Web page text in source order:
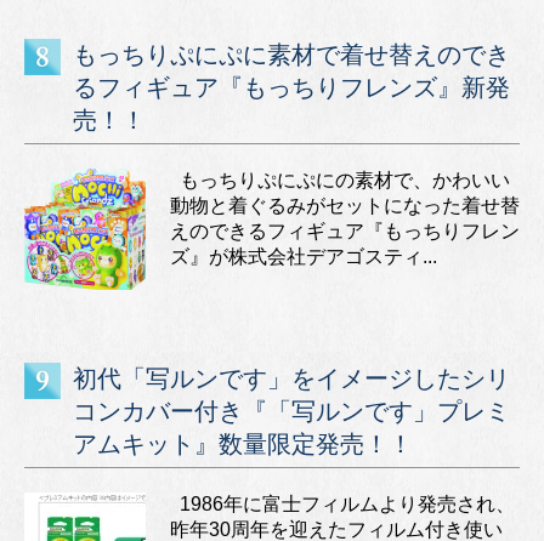
もっちりぷにぷに素材で着せ替えのでき
るフィギュア『もっちりフレンズ』新発
売！！
もっちりぷにぷにの素材で、かわいい
動物と着ぐるみがセットになった着せ替
えのできるフィギュア『もっちりフレン
ズ』が株式会社デアゴスティ...
初代「写ルンです」をイメージしたシリ
コンカバー付き『「写ルンです」プレミ
アムキット』数量限定発売！！
1986年に富士フィルムより発売され、
昨年30周年を迎えたフィルム付き使い